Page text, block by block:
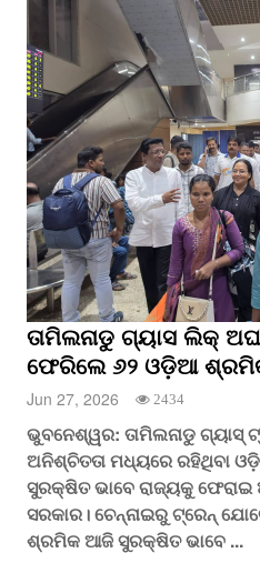
ତାମିଲନାଡୁ ଗ୍ୟାସ ଲିକ୍‌
ଫେରିଲେ ୬୨ ଓଡ଼ିଆ
Jun 27, 2026 2434
ଭୁବନେଶ୍ୱର: ତାମିଲନାଡୁ ଗ୍ୟାସ୍
ଅନିଶ୍ଚିତତା ମଧ୍ୟରେ ରହିଥିବା
ସୁରକ୍ଷିତ ଭାବେ ରାଜ୍ୟକୁ
ସରକାର। ଚେନ୍ନାଇରୁ ଟ୍ରେନ୍‌
ଶ୍ରମିକ ଆଜି ସୁରକ୍ଷିତ ଭାବେ ...